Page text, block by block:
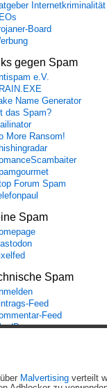
Internetkriminalität
Board
gegen Spam
e.V.
Name Generator
das Spam?
More Ransom!
Forum Spam
Spam
Spam
Feed
Feed
Malvertising verteilt